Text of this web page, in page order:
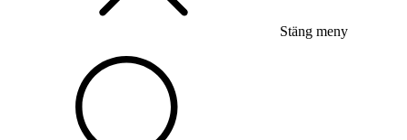
Stäng meny